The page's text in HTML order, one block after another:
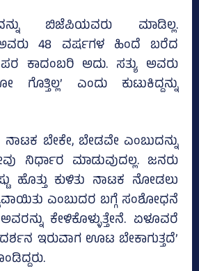
ಬಿಜೆಪಿಯವರು ಮಾಡಿಲ್ಲ.
48 ವರ್ಷಗಳ ಹಿಂದೆ ಬರೆದ
ಕಾದಂಬರಿ ಅದು. ಸತ್ಯು ಅವರು
ಗೊತ್ತಿಲ್ಲ’ ಎಂದು ಕುಟುಕಿದ್ದನ್ನು
ಬೇಕೇ, ಬೇಡವೇ ಎಂಬುದನ್ನು
ನಿರ್ಧಾರ ಮಾಡುವುದಲ್ಲ. ಜನರು
ಹೊತ್ತು ಕುಳಿತು ನಾಟಕ ನೋಡಲು
ಎಂಬುದರ ಬಗ್ಗೆ ಸಂಶೋಧನೆ
ಕೇಳಿಕೊಳ್ಳುತ್ತೇನೆ. ಏಳೂವರೆ
ಇರುವಾಗ ಊಟ ಬೇಕಾಗುತ್ತದೆ’